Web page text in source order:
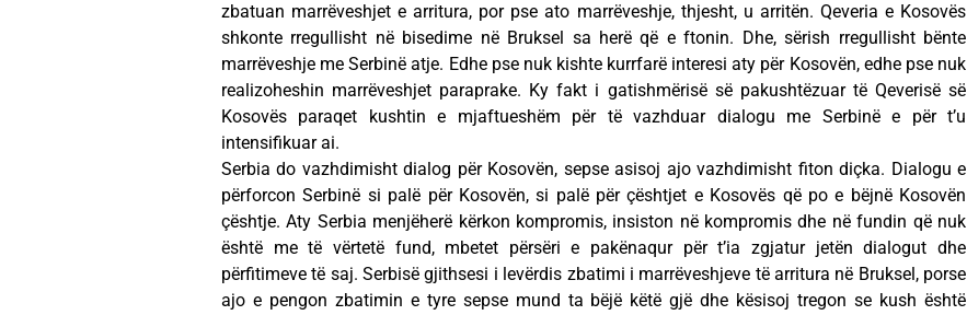
zbatuan marrëveshjet e arritura, por pse ato marrëveshje, thjesht, u arritën. Qeveria e Kosovës
shkonte rregullisht në bisedime në Bruksel sa herë që e ftonin. Dhe, sërish rregullisht bënte
marrëveshje me Serbinë atje. Edhe pse nuk kishte kurrfarë interesi aty për Kosovën, edhe pse nuk
realizoheshin marrëveshjet paraprake. Ky fakt i gatishmërisë së pakushtëzuar të Qeverisë së
Kosovës paraqet kushtin e mjaftueshëm për të vazhduar dialogu me Serbinë e për t’u
intensifikuar ai.
Serbia do vazhdimisht dialog për Kosovën, sepse asisoj ajo vazhdimisht fiton diçka. Dialogu e
përforcon Serbinë si palë për Kosovën, si palë për çështjet e Kosovës që po e bëjnë Kosovën
çështje. Aty Serbia menjëherë kërkon kompromis, insiston në kompromis dhe në fundin që nuk
është me të vërtetë fund, mbetet përsëri e pakënaqur për t’ia zgjatur jetën dialogut dhe
përfitimeve të saj. Serbisë gjithsesi i levërdis zbatimi i marrëveshjeve të arritura në Bruksel, porse
ajo e pengon zbatimin e tyre sepse mund ta bëjë këtë gjë dhe kësisoj tregon se kush është